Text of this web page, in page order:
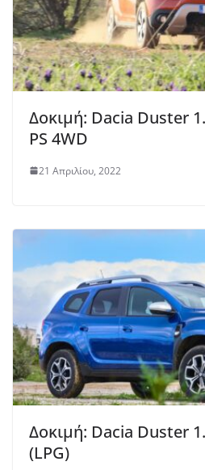
Δοκιμή: Dacia Duster
PS 4WD
21 Απριλίου, 2022
Δοκιμή: Dacia Duster
(LPG)